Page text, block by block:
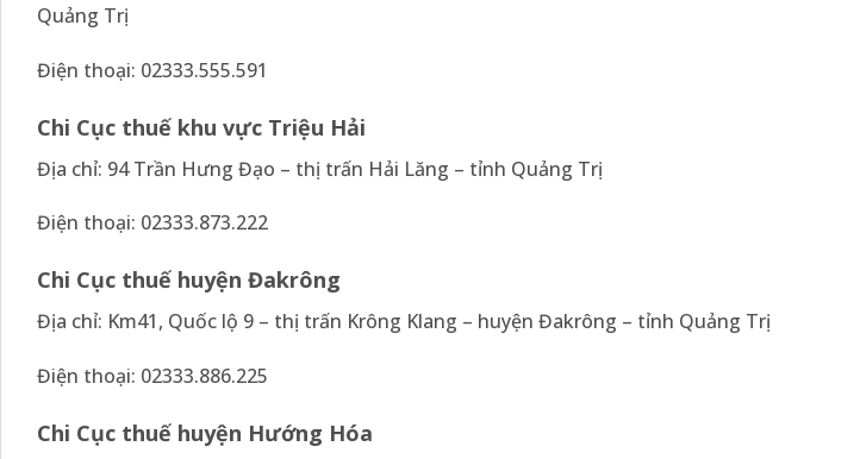
Quảng Trị
Điện thoại: 02333.555.591
Chi Cục thuế khu vực Triệu Hải
Địa chỉ: 94 Trần Hưng Đạo – thị trấn Hải Lăng – tỉnh Quảng Trị
Điện thoại: 02333.873.222
Chi Cục thuế huyện Đakrông
Địa chỉ: Km41, Quốc lộ 9 – thị trấn Krông Klang – huyện Đakrông – tỉnh Quảng Trị
Điện thoại: 02333.886.225
Chi Cục thuế huyện Hướng Hóa